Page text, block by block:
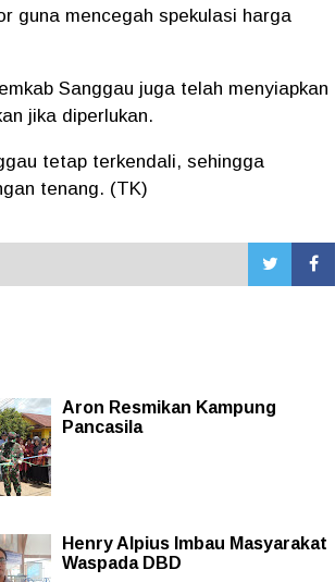
guna mencegah spekulasi harga
Sanggau juga telah menyiapkan
jika diperlukan.
tetap terkendali, sehingga
tenang. (TK)
Aron Resmikan Kampung
Pancasila
Henry Alpius Imbau Masyarakat
Waspada DBD